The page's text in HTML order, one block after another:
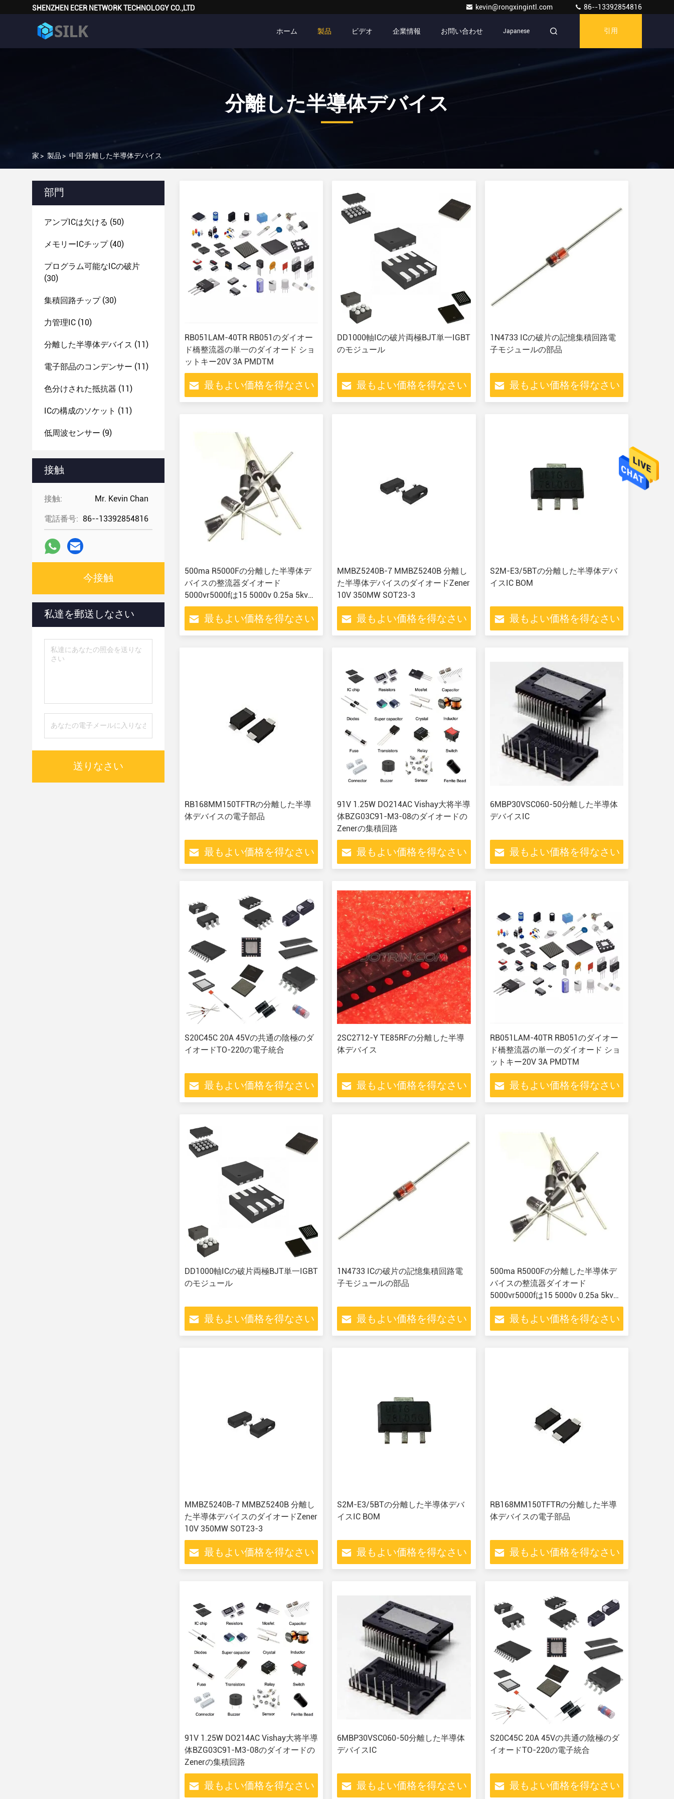
SHENZHEN ECER NETWORK TECHNOLOGY CO.,LTD kevin@rongxingintl.com 86--13392854816
ホーム 製品 ビデオ 企業情報 お問い合わせ Japanese 引用
分離した半導体デバイス
家 > 製品 > 中国 分離した半導体デバイス
部門
アンプICは欠ける (50)
メモリーICチップ(40)
プログラム可能なICの破片
(30)
集積回路チップ(30)
力管理IC (10)
分離した半導体デバイス (11)
電子部品のコンデンサー (11)
色分けされた抵抗器 (11)
ICの構成のソケット (11)
低周波センサー (9)
接触
接触: Mr. Kevin Chan
電話番号: 86--13392854816
今接触
私達を郵送しなさい
送りなさい
RB051LAM-40TR RB051のダイオー
ド橋整流器の単一のダイオード ショ
ットキー20V 3A PMDTM
最もよい価格を得なさい
DD1000軸ICの破片両極BJT単一IGBT
のモジュール
最もよい価格を得なさい
1N4733 ICの破片の記憶集積回路電
子モジュールの部品
最もよい価格を得なさい
500ma R5000Fの分離した半導体デ
バイスの整流器ダイオード
5000vr5000fは15 5000v 0.25a 5kvを
する
最もよい価格を得なさい
MMBZ5240B-7 MMBZ5240B 分離し
た半導体デバイスのダイオードZener
10V 350MW SOT23-3
最もよい価格を得なさい
S2M-E3/5BTの分離した半導体デバ
イスIC BOM
最もよい価格を得なさい
RB168MM150TFTRの分離した半導
体デバイスの電子部品
最もよい価格を得なさい
91V 1.25W DO214AC Vishay大将半導
体BZG03C91-M3-08のダイオードの
Zenerの集積回路
最もよい価格を得なさい
6MBP30VSC060-50分離した半導体
デバイスIC
最もよい価格を得なさい
S20C45C 20A 45Vの共通の陰極のダ
イオードTO-220の電子統合
最もよい価格を得なさい
2SC2712-Y TE85RFの分離した半導
体デバイス
最もよい価格を得なさい
RB051LAM-40TR RB051のダイオー
ド橋整流器の単一のダイオード ショ
ットキー20V 3A PMDTM
最もよい価格を得なさい
DD1000軸ICの破片両極BJT単一IGBT
のモジュール
最もよい価格を得なさい
1N4733 ICの破片の記憶集積回路電
子モジュールの部品
最もよい価格を得なさい
500ma R5000Fの分離した半導体デ
バイスの整流器ダイオード
5000vr5000fは15 5000v 0.25a 5kvを
する
最もよい価格を得なさい
MMBZ5240B-7 MMBZ5240B 分離し
た半導体デバイスのダイオードZener
10V 350MW SOT23-3
最もよい価格を得なさい
S2M-E3/5BTの分離した半導体デバ
イスIC BOM
最もよい価格を得なさい
RB168MM150TFTRの分離した半導
体デバイスの電子部品
最もよい価格を得なさい
91V 1.25W DO214AC Vishay大将半導
体BZG03C91-M3-08のダイオードの
Zenerの集積回路
最もよい価格を得なさい
6MBP30VSC060-50分離した半導体
デバイスIC
最もよい価格を得なさい
S20C45C 20A 45Vの共通の陰極のダ
イオードTO-220の電子統合
最もよい価格を得なさい